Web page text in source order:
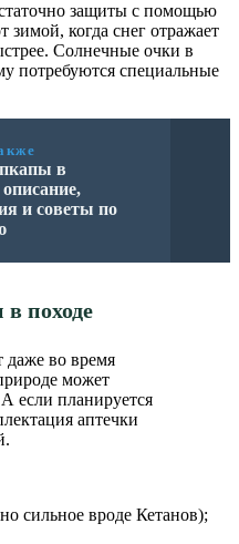
защиты с помощью
когда снег отражает
Солнечные очки в
потребуются специальные
в
и советы по
походе
даже во время
может
если планируется
аптечки
сильное вроде Кетанов);